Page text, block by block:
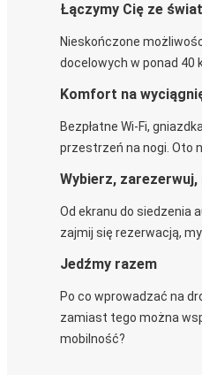
Łączymy Cię ze
Nieskończone
docelowych w ponad 40
Komfort na
Bezpłatne Wi-Fi,
przestrzeń na nogi. Oto
Wybierz,
Od ekranu do siedzenia
zajmij się rezerwacją,
Jedźmy razem
Po co wprowadzać na
zamiast tego można
mobilność?